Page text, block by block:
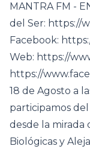
MANTRA FM -
del Ser: https://
Facebook:
Web: https://
https://
18 de Agosto a
participamos
desde la mirada
Biológicas y